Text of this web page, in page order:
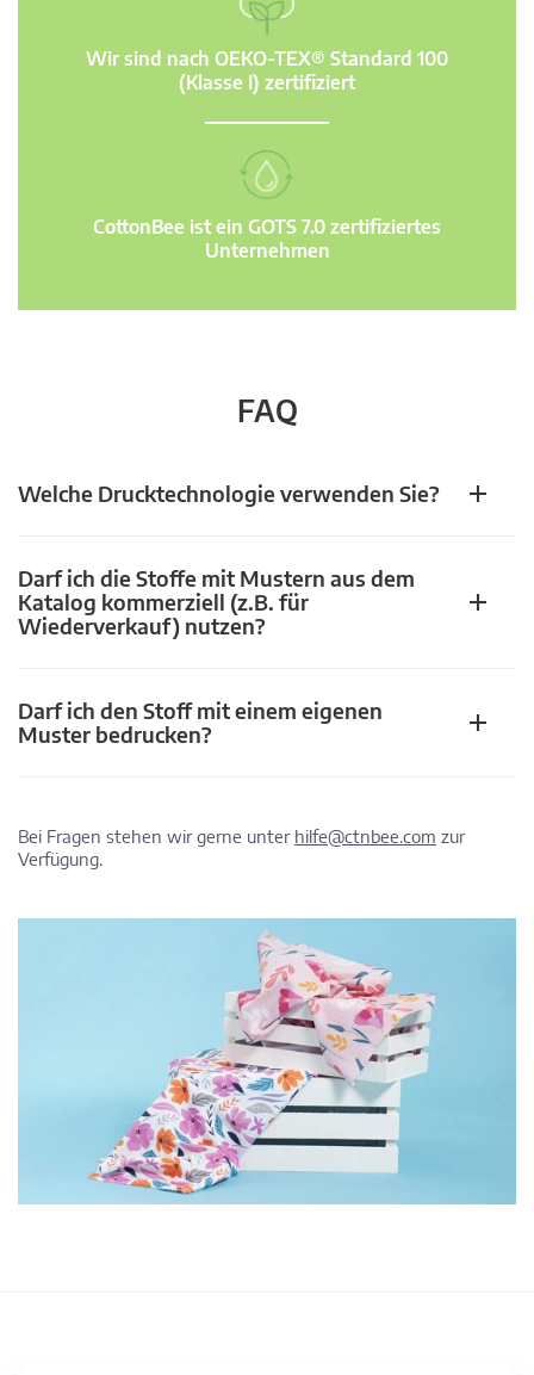
Wir sind nach OEKO-TEX® Standard 100
(Klasse I) zertifiziert
CottonBee ist ein GOTS 7.0 zertifiziertes
Unternehmen
FAQ
Welche Drucktechnologie verwenden Sie?
Darf ich die Stoffe mit Mustern aus dem
Katalog kommerziell (z.B. für
Wiederverkauf) nutzen?
Darf ich den Stoff mit einem eigenen
Muster bedrucken?
Bei Fragen stehen wir gerne unter hilfe@ctnbee.com zur
Verfügung.